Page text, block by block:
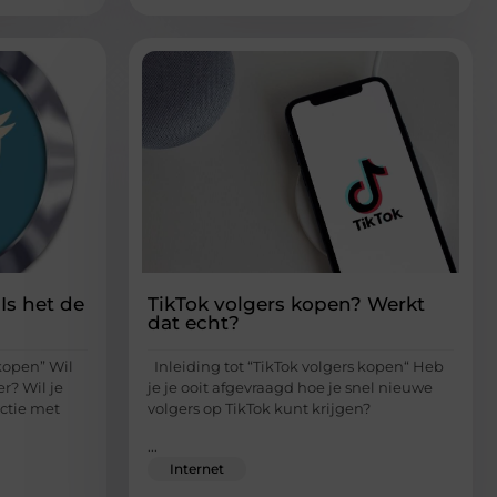
het de
Wil
Wil je
met
TikTok volgers kopen? Werkt
dat echt?
Inleiding tot “TikTok volgers kopen“ Heb
je je ooit afgevraagd hoe je snel nieuwe
volgers op TikTok kunt krijgen?
Internet